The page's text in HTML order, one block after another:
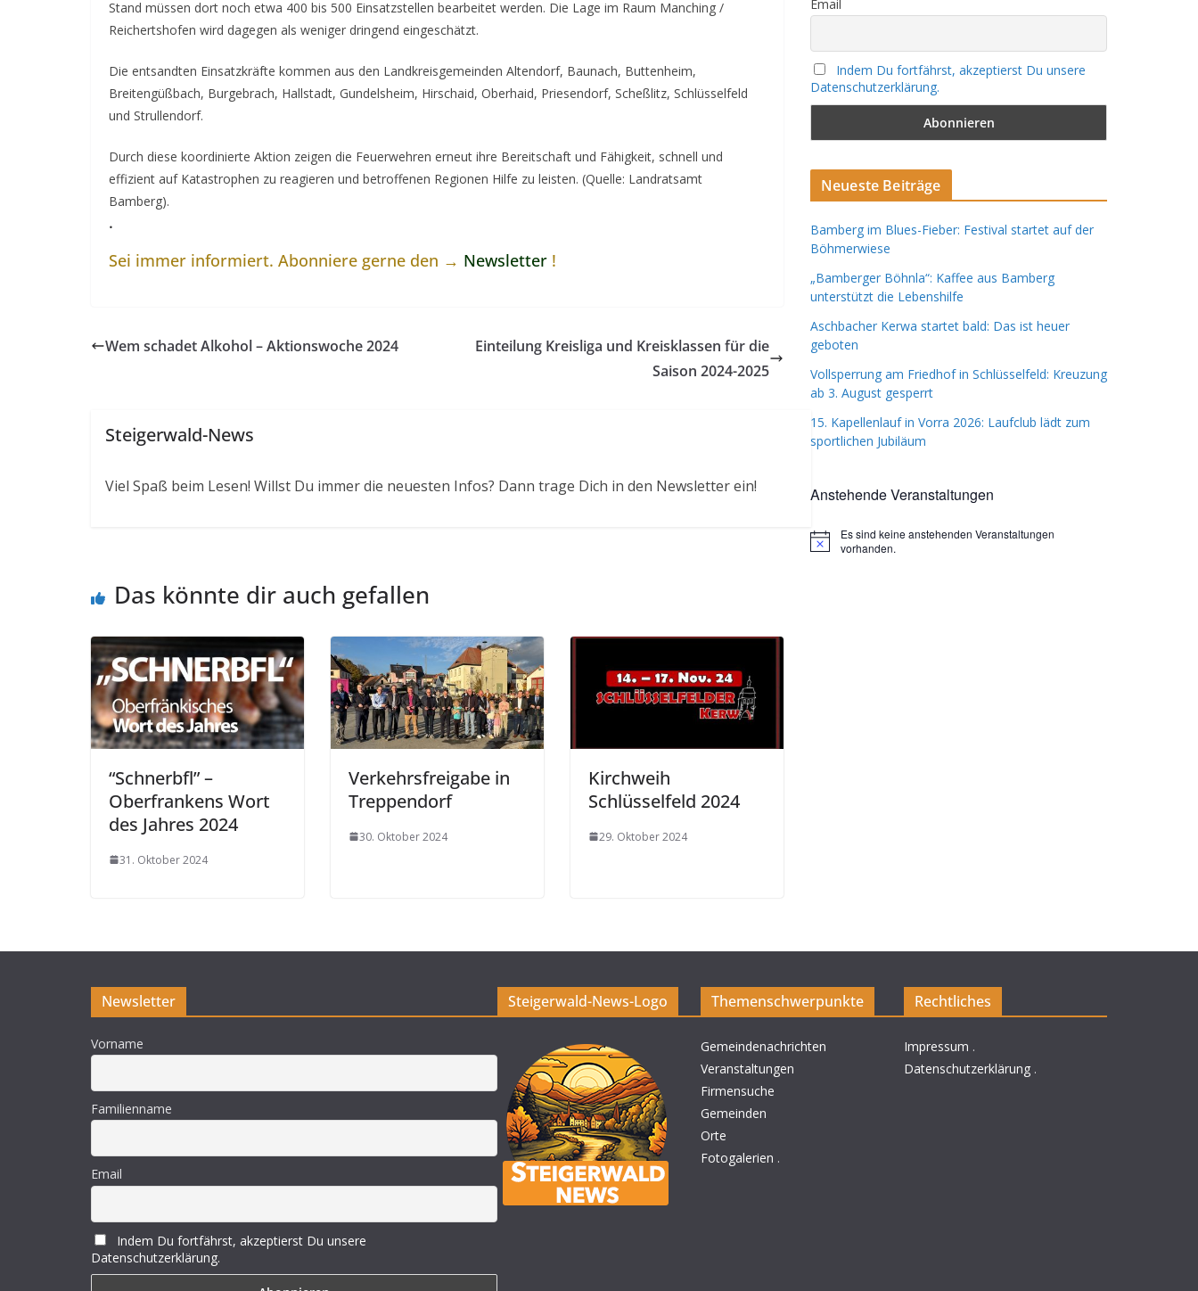
Stand müssen dort noch etwa 400 bis 500 Einsatzstellen bearbeitet werden. Die Lage im Raum Manching /
Reichertshofen wird dagegen als weniger dringend eingeschätzt.
Die entsandten Einsatzkräfte kommen aus den Landkreisgemeinden Altendorf, Baunach, Buttenheim,
Breitengüßbach, Burgebrach, Hallstadt, Gundelsheim, Hirschaid, Oberhaid, Priesendorf, Scheßlitz, Schlüsselfeld
und Strullendorf.
Durch diese koordinierte Aktion zeigen die Feuerwehren erneut ihre Bereitschaft und Fähigkeit, schnell und
effizient auf Katastrophen zu reagieren und betroffenen Regionen Hilfe zu leisten. (Quelle: Landratsamt
Bamberg).
.
Sei immer informiert. Abonniere gerne den → Newsletter !
Wem schadet Alkohol – Aktionswoche 2024
Einteilung Kreisliga und Kreisklassen für die
Saison 2024-2025
Steigerwald-News
Viel Spaß beim Lesen! Willst Du immer die neuesten Infos? Dann trage Dich in den Newsletter ein!
Das könnte dir auch gefallen
“Schnerbfl” –
Oberfrankens Wort
des Jahres 2024
31. Oktober 2024
Verkehrsfreigabe in
Treppendorf
30. Oktober 2024
Kirchweih
Schlüsselfeld 2024
29. Oktober 2024
Email
Indem Du fortfährst, akzeptierst Du unsere
Datenschutzerklärung.
Neueste Beiträge
Bamberg im Blues-Fieber: Festival startet auf der
Böhmerwiese
„Bamberger Böhnla“: Kaffee aus Bamberg
unterstützt die Lebenshilfe
Aschbacher Kerwa startet bald: Das ist heuer
geboten
Vollsperrung am Friedhof in Schlüsselfeld: Kreuzung
ab 3. August gesperrt
15. Kapellenlauf in Vorra 2026: Laufclub lädt zum
sportlichen Jubiläum
Anstehende Veranstaltungen
H
Es sind keine anstehenden Veranstaltungen
vorhanden.
Newsletter
Vorname
Familienname
Email
Indem Du fortfährst, akzeptierst Du unsere
Datenschutzerklärung.
Steigerwald-News-Logo Themenschwerpunkte
Gemeindenachrichten
Veranstaltungen
Firmensuche
Gemeinden
Orte
Fotogalerien .
Rechtliches
Impressum .
Datenschutzerklärung .